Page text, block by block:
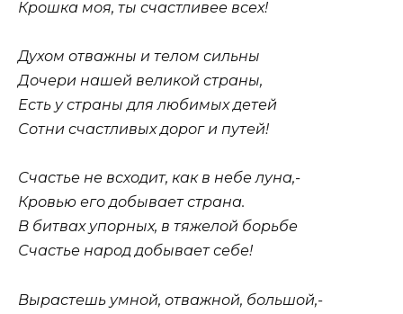
Крошка моя, ты счастливее всех!
Духом отважны и телом сильны
Дочери нашей великой страны,
Есть у страны для любимых детей
Сотни счастливых дорог и путей!
Счастье не всходит, как в небе луна,-
Кровью его добывает страна.
В битвах упорных, в тяжелой борьбе
Счастье народ добывает себе!
Вырастешь умной, отважной, большой,-